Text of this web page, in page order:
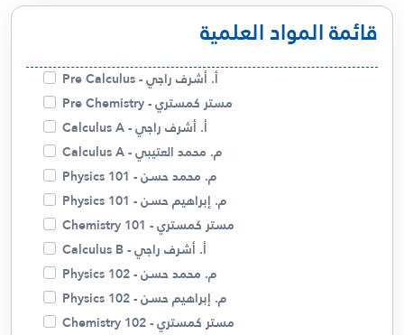
قائمة المواد العلمية
أ. أشرف راجي - Pre Calculus
مستر كمستري - Pre Chemistry
أ. أشرف راجي - Calculus A
م. محمد العتيبي - Calculus A
م. محمد حسن - Physics 101
م. إبراهيم حسن - Physics 101
مستر كمستري - Chemistry 101
أ. أشرف راجي - Calculus B
م. محمد حسن - Physics 102
م. إبراهيم حسن - Physics 102
مستر كمستري - Chemistry 102